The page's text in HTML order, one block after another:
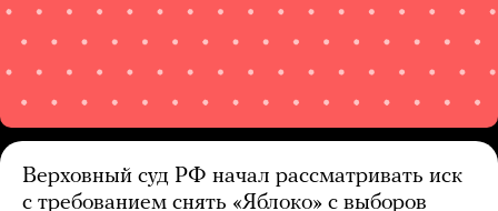
Верховный суд РФ начал рассматривать иск
с требованием снять «Яблоко» с выборов